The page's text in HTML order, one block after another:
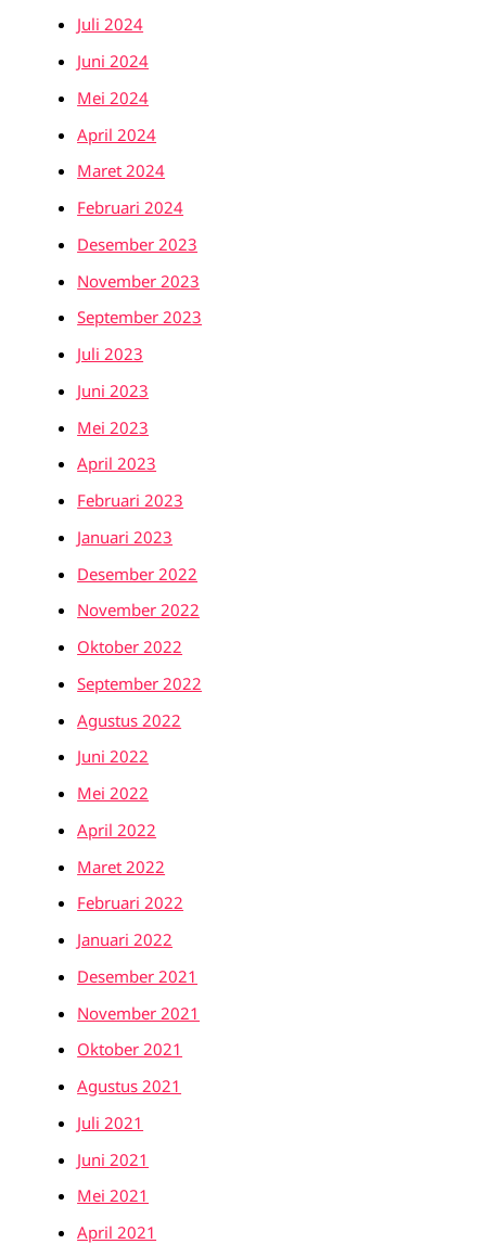
Juli 2024
Juni 2024
Mei 2024
April 2024
Maret 2024
Februari 2024
Desember 2023
November 2023
September 2023
Juli 2023
Juni 2023
Mei 2023
April 2023
Februari 2023
Januari 2023
Desember 2022
November 2022
Oktober 2022
September 2022
Agustus 2022
Juni 2022
Mei 2022
April 2022
Maret 2022
Februari 2022
Januari 2022
Desember 2021
November 2021
Oktober 2021
Agustus 2021
Juli 2021
Juni 2021
Mei 2021
April 2021